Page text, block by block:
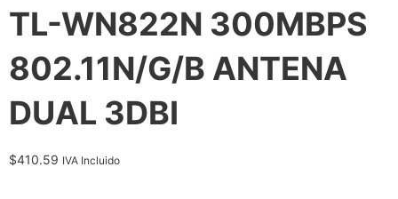
TL-WN822N 300MBPS
802.11N/G/B ANTENA
DUAL 3DBI
$410.59 IVA Incluido